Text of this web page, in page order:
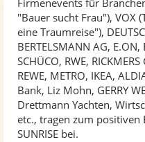
Firmenevents für
"Bauer sucht Frau"), VOX
eine Traumreise"),
BERTELSMANN AG,
SCHÜCO, RWE,
REWE, METRO, IKEA,
Bank, Liz Mohn, GERRY
Drettmann Yachten,
etc., tragen zum
SUNRISE bei.